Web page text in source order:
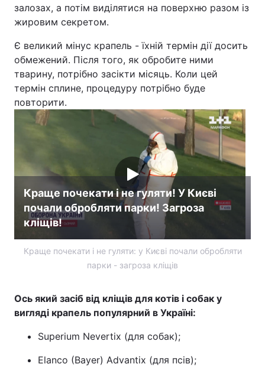
залозах, а потім виділятися на поверхню разом із
жировим секретом.
Є великий мінус крапель - їхній термін дії досить
обмежений. Після того, як обробите ними
тварину, потрібно засікти місяць. Коли цей
термін сплине, процедуру потрібно буде
повторити.
Краще почекати і не гуляти! У Києві
почали обробляти парки! Загроза
кліщів!
Краще почекати і не гуляти: у Києві почали обробляти
парки - загроза кліщів
Ось який засіб від кліщів для котів і собак у
вигляді крапель популярний в Україні:
Superium Nevertix (для собак);
Elanco (Bayer) Advantix (для псів);